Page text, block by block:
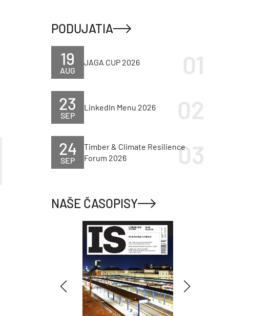
PODUJATIA
AUG
19 JAGA CUP 2026
SEP
23 LinkedIn Menu 2026
SEP
24
Timber & Climate Resilience
Forum 2026
NAŠE ČASOPISY